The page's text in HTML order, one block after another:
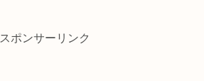
スポンサーリンク